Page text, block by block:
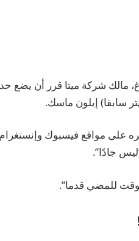
مالك شركة ميتا قرر أن يضع
سابقا) إيلون ماسك.
على مواقع فيسبوك
جادًا”.
للمضي قدما”.